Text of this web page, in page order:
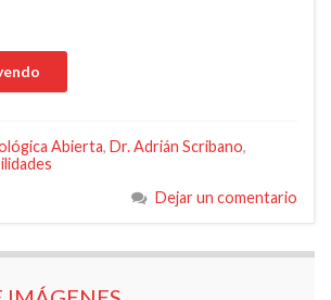
Abierta, Dr. Adrián Scribano,
Dejar un comentario